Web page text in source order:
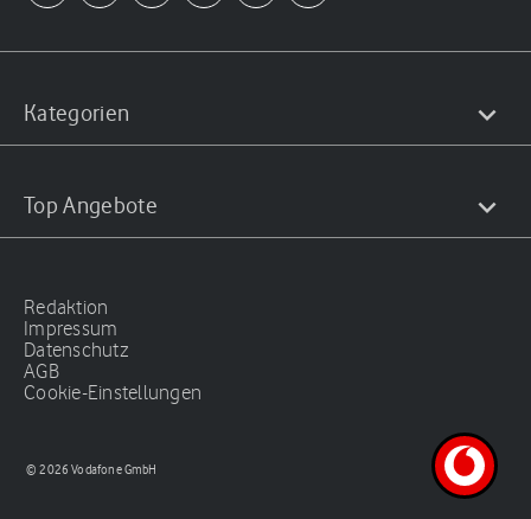
Kategorien
Top Angebote
Redaktion
Impressum
Datenschutz
AGB
Cookie-Einstellungen
© 2026 Vodafone GmbH